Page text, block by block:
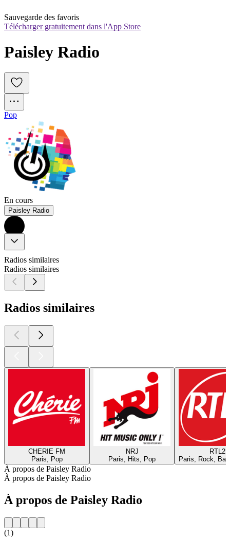
Sauvegarde des favoris
Télécharger gratuitement dans l'App Store
Paisley Radio
Pop
En cours
Paisley Radio
Radios similaires
Radios similaires
Radios similaires
CHERIE FM
Paris, Pop
NRJ
Paris, Hits, Pop
RTL2
Paris, Rock,
À propos de Paisley Radio
À propos de Paisley Radio
À propos de Paisley Radio
(1)